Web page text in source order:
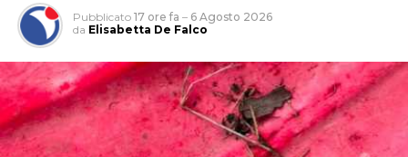
Pubblicato 17 ore fa – 6 Agosto 2026
da Elisabetta De Falco